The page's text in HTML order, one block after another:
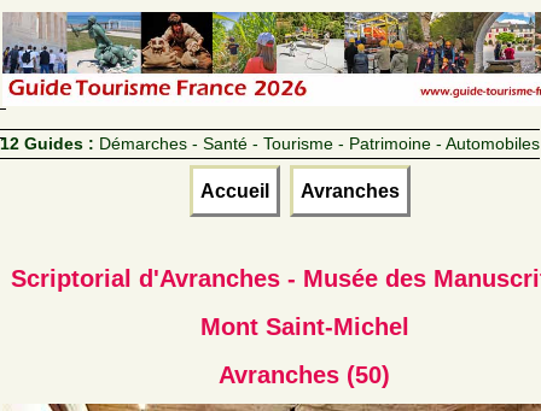
12 Guides : Démarches - Santé - Tourisme - Patrimoine - Automobiles
Accueil Avranches
Scriptorial d'Avranches - Musée des
Mont Saint-Michel
Avranches (50)